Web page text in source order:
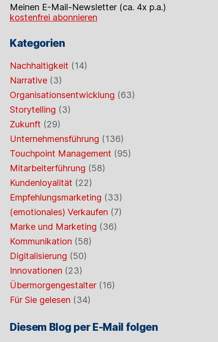
Meinen E-Mail-Newsletter (ca. 4x p.a.)
kostenfrei abonnieren
Kategorien
Nachhaltigkeit (14)
Narrative (3)
Organisationsentwicklung (63)
Storytelling (3)
Zukunft (29)
Unternehmensführung (136)
Touchpoint Management (95)
Mitarbeiterführung (58)
Kundenloyalität (22)
Empfehlungsmarketing (33)
(emotionales) Verkaufen (7)
Marke und Marketing (36)
Kommunikation (58)
Digitalisierung (50)
Innovationen (23)
Übermorgengestalter (16)
Für Sie gelesen (34)
Diesem Blog per E-Mail folgen